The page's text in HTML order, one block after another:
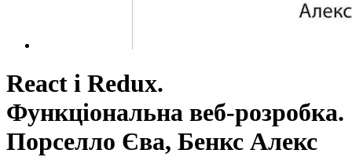
React і Redux.
Функціональна веб-розробка.
Порселло Єва, Бенкс Алекс